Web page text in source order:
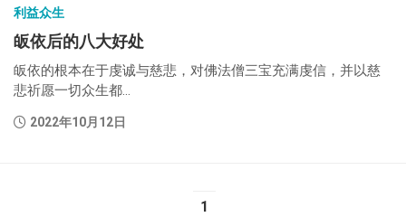
利益众生
皈依后的八大好处
皈依的根本在于虔诚与慈悲，对佛法僧三宝充满虔信，并以慈
悲祈愿一切众生都...
2022年10月12日
1